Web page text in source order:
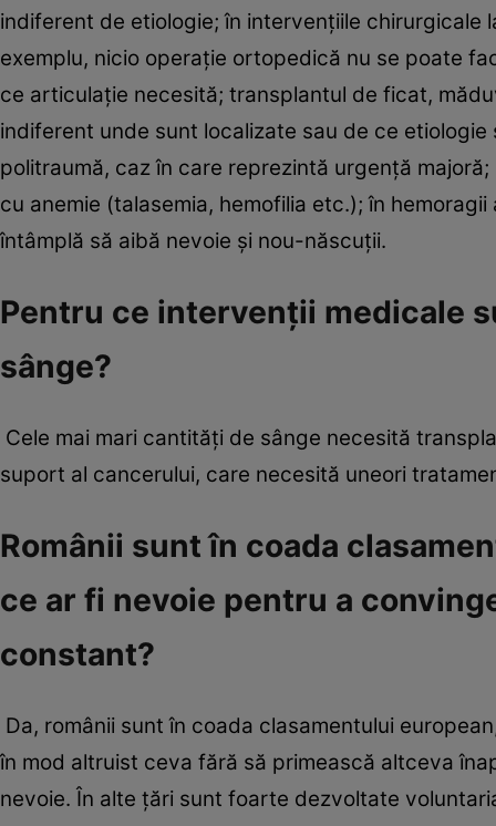
indiferent de etiologie; în intervenţiile chirurgicale
exemplu, nicio operaţie ortopedică nu se poate
ce articulaţie necesită; transplantul de ficat,
indiferent unde sunt localizate sau de ce
politraumă, caz în care reprezintă urgenţă
cu anemie (talasemia, hemofilia etc.); în
întâmplă să aibă nevoie şi nou-născuţii.
Pentru ce intervenţii medicale
sânge?
Cele mai mari cantităţi de sânge necesită
suport al cancerului, care necesită uneori
Românii sunt în coada
ce ar fi nevoie pentru a
constant?
Da, românii sunt în coada clasamentului
în mod altruist ceva fără să primească altceva
nevoie. În alte ţări sunt foarte dezvoltate